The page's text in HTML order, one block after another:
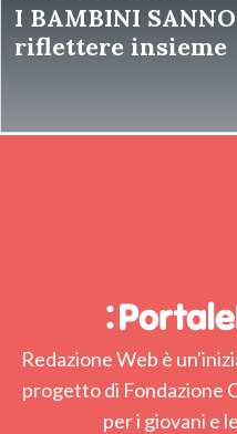
I BAMBINI
riflettere insieme
Redazione Web è
progetto di Fondazione
per i giovani e